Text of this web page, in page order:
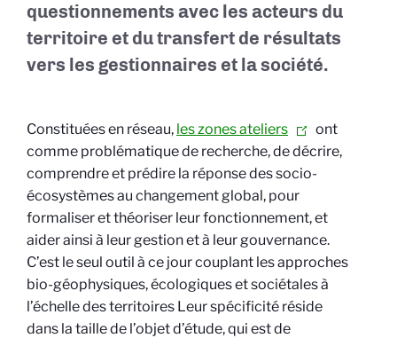
questionnements avec les acteurs du
territoire et du transfert de résultats
vers les gestionnaires et la société.
Constituées en réseau, les zones ateliers
ont
comme problématique de recherche, de décrire,
comprendre et prédire la réponse des socio-
écosystèmes au changement global, pour
formaliser et théoriser leur fonctionnement, et
aider ainsi à leur gestion et à leur gouvernance.
C’est le seul outil à ce jour couplant les approches
bio-géophysiques, écologiques et sociétales à
l’échelle des territoires Leur spécificité réside
dans la taille de l’objet d’étude, qui est de